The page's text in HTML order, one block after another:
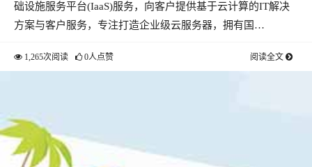
础设施服务平台(IaaS)服务，向客户提供基于云计算的IT解决
方案与客户服务，专注打造企业级云服务器，拥有国…
1,265次阅读 0人点赞 阅读全文